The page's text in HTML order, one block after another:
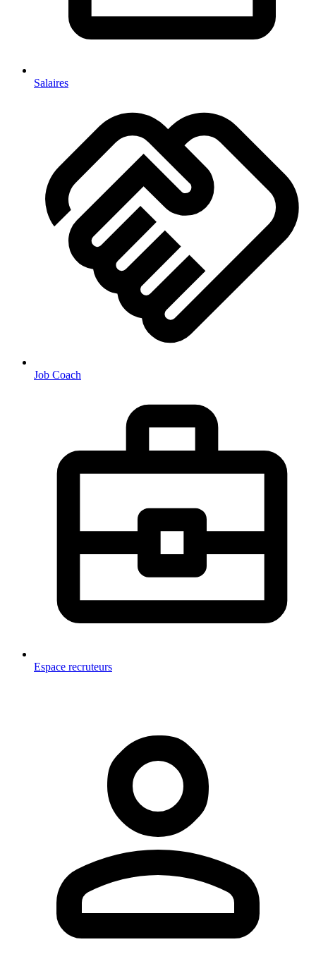
Salaires
Job Coach
Espace recruteurs